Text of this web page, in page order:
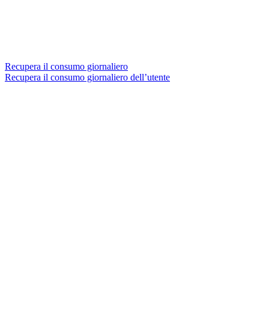
Recupera il consumo giornaliero
Recupera il consumo giornaliero dell’utente